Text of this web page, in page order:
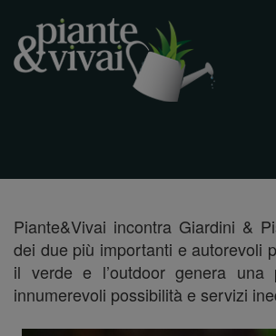
Piante&Vivai incontra Giardini &
dei due più importanti e autorevoli
il verde e l’outdoor genera una
innumerevoli possibilità e servizi